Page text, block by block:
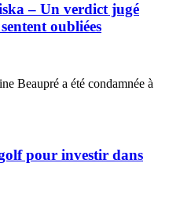
– Un verdict jugé
oubliées
Beaupré a été condamnée à
pour investir dans